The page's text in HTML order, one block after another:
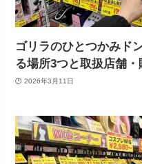
ゴリラのひとつかみド
る場所3つと取扱店舗・
2026年3月11日